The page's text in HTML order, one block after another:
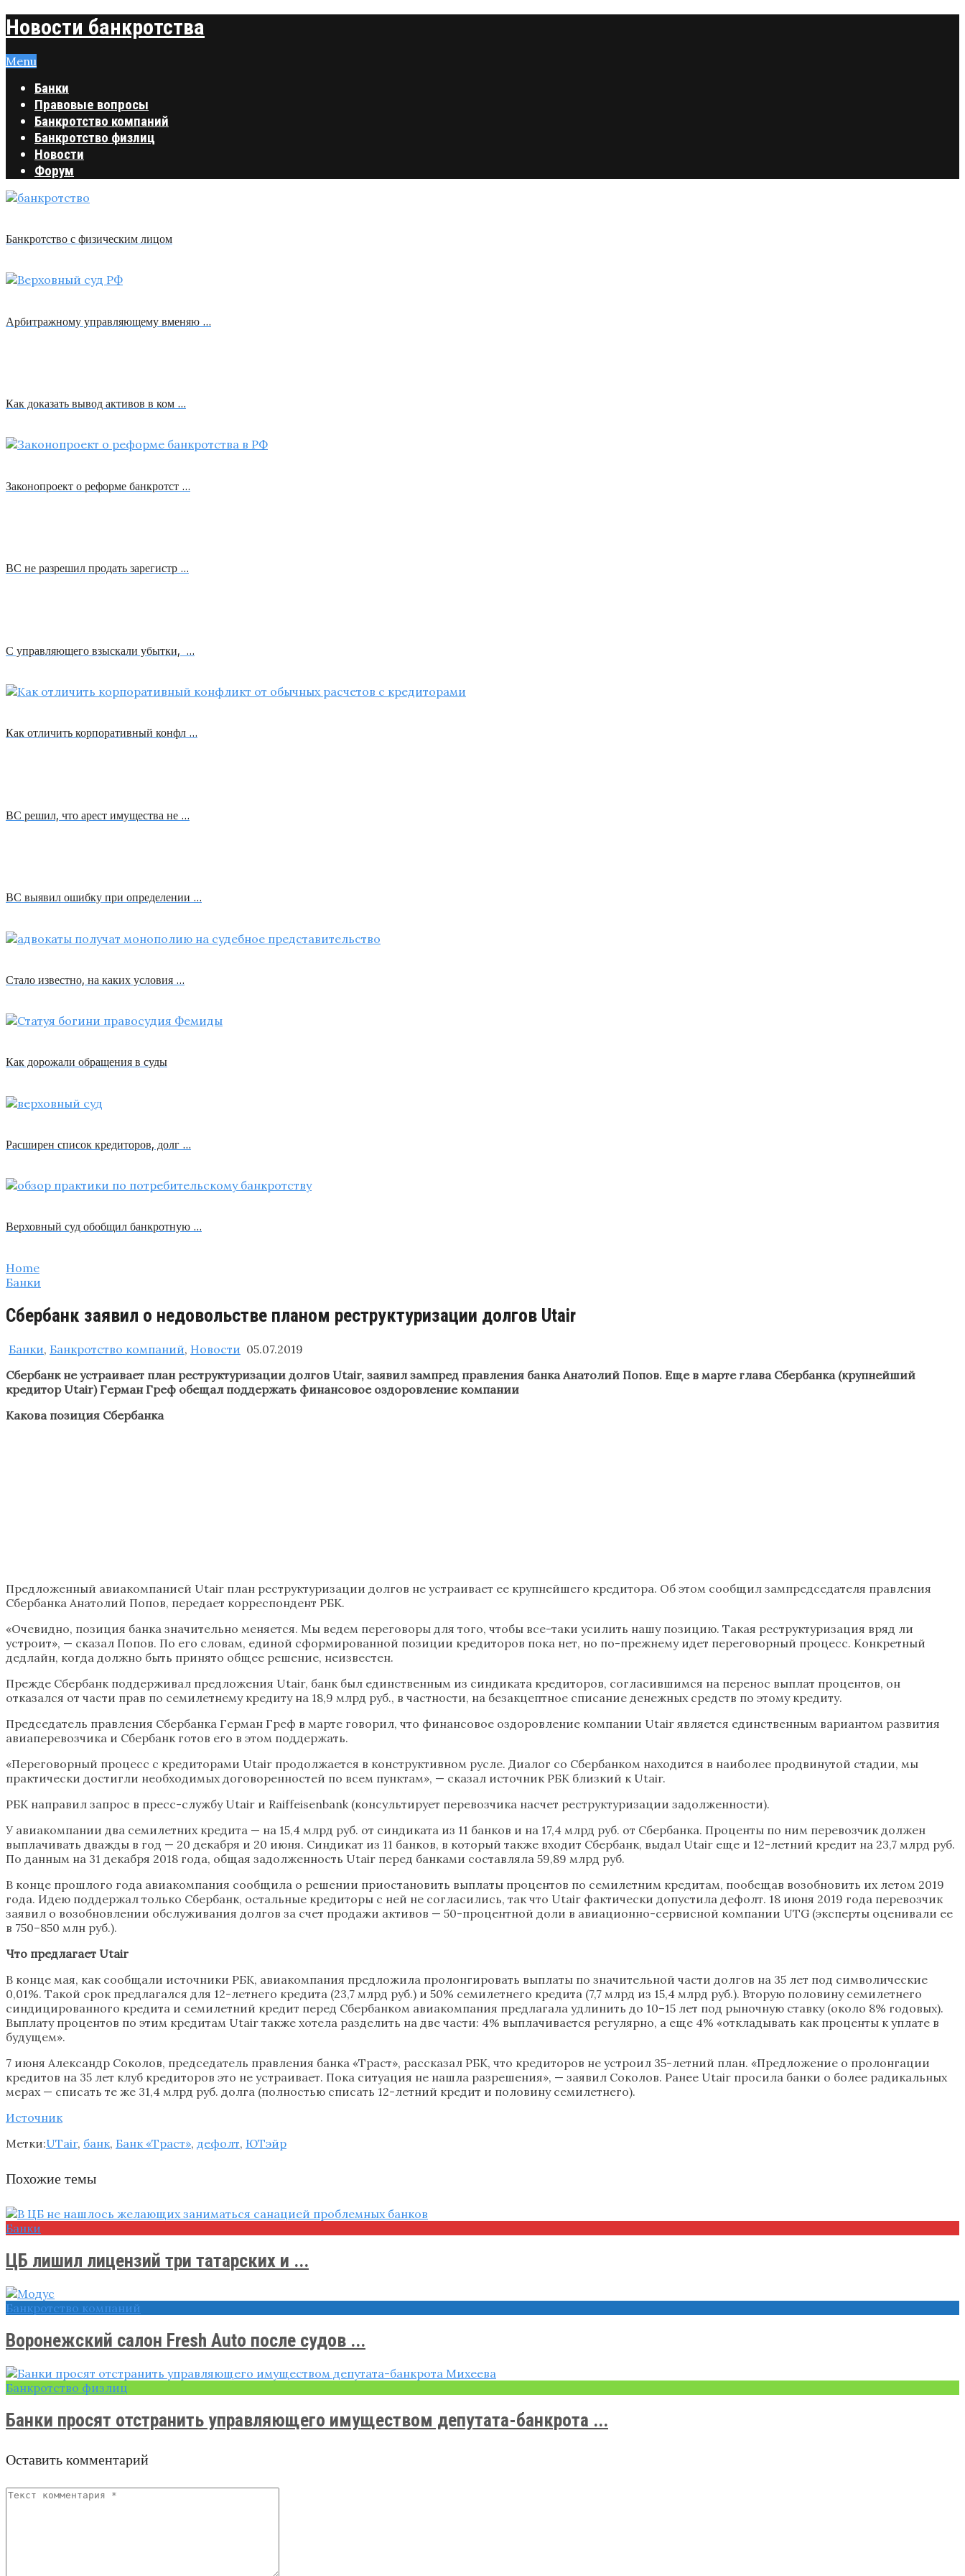
Новости банкротства
Menu
Банки
Правовые вопросы
Банкротство компаний
Банкротство физлиц
Новости
Форум
Банкротство с физическим лицом
Арбитражному управляющему вменяю …
Как доказать вывод активов в ком …
Законопроект о реформе банкротст …
ВС не разрешил продать зарегистр …
С управляющего взыскали убытки, …
Как отличить корпоративный конфл …
ВС решил, что арест имущества не …
ВС выявил ошибку при определении …
Стало известно, на каких условия …
Как дорожали обращения в суды
Расширен список кредиторов, долг …
Верховный суд обобщил банкротную …
Home
Банки
Сбербанк заявил о недовольстве планом реструктуризации долгов Utair
Банки, Банкротство компаний, Новости 05.07.2019
Сбербанк не устраивает план реструктуризации долгов Utair, заявил зампред правления банка Анатолий Попов. Еще в марте глава Сбербанка (крупнейший
кредитор Utair) Герман Греф обещал поддержать финансовое оздоровление компании
Какова позиция Сбербанка
Предложенный авиакомпанией Utair план реструктуризации долгов не устраивает ее крупнейшего кредитора. Об этом сообщил зампредседателя правления
Сбербанка Анатолий Попов, передает корреспондент РБК.
«Очевидно, позиция банка значительно меняется. Мы ведем переговоры для того, чтобы все-таки усилить нашу позицию. Такая реструктуризация вряд ли
устроит», — сказал Попов. По его словам, единой сформированной позиции кредиторов пока нет, но по-прежнему идет переговорный процесс. Конкретный
дедлайн, когда должно быть принято общее решение, неизвестен.
Прежде Сбербанк поддерживал предложения Utair, банк был единственным из синдиката кредиторов, согласившимся на перенос выплат процентов, он
отказался от части прав по семилетнему кредиту на 18,9 млрд руб., в частности, на безакцептное списание денежных средств по этому кредиту.
Председатель правления Сбербанка Герман Греф в марте говорил, что финансовое оздоровление компании Utair является единственным вариантом развития
авиаперевозчика и Сбербанк готов его в этом поддержать.
«Переговорный процесс с кредиторами Utair продолжается в конструктивном русле. Диалог со Сбербанком находится в наиболее продвинутой стадии, мы
практически достигли необходимых договоренностей по всем пунктам», — сказал источник РБК близкий к Utair.
РБК направил запрос в пресс-службу Utair и Raiffeisenbank (консультирует перевозчика насчет реструктуризации задолженности).
У авиакомпании два семилетних кредита — на 15,4 млрд руб. от синдиката из 11 банков и на 17,4 млрд руб. от Сбербанка. Проценты по ним перевозчик должен
выплачивать дважды в год — 20 декабря и 20 июня. Синдикат из 11 банков, в который также входит Сбербанк, выдал Utair еще и 12-летний кредит на 23,7 млрд руб.
По данным на 31 декабря 2018 года, общая задолженность Utair перед банками составляла 59,89 млрд руб.
В конце прошлого года авиакомпания сообщила о решении приостановить выплаты процентов по семилетним кредитам, пообещав возобновить их летом 2019
года. Идею поддержал только Сбербанк, остальные кредиторы с ней не согласились, так что Utair фактически допустила дефолт. 18 июня 2019 года перевозчик
заявил о возобновлении обслуживания долгов за счет продажи активов — 50-процентной доли в авиационно-сервисной компании UTG (эксперты оценивали ее
в 750–850 млн руб.).
Что предлагает Utair
В конце мая, как сообщали источники РБК, авиакомпания предложила пролонгировать выплаты по значительной части долгов на 35 лет под символические
0,01%. Такой срок предлагался для 12-летнего кредита (23,7 млрд руб.) и 50% семилетнего кредита (7,7 млрд из 15,4 млрд руб.). Вторую половину семилетнего
синдицированного кредита и семилетний кредит перед Сбербанком авиакомпания предлагала удлинить до 10–15 лет под рыночную ставку (около 8% годовых).
Выплату процентов по этим кредитам Utair также хотела разделить на две части: 4% выплачивается регулярно, а еще 4% «откладывать как проценты к уплате в
будущем».
7 июня Александр Соколов, председатель правления банка «Траст», рассказал РБК, что кредиторов не устроил 35-летний план. «Предложение о пролонгации
кредитов на 35 лет клуб кредиторов это не устраивает. Пока ситуация не нашла разрешения», — заявил Соколов. Ранее Utair просила банки о более радикальных
мерах — списать те же 31,4 млрд руб. долга (полностью списать 12-летний кредит и половину семилетнего).
Источник
Метки:UTair, банк, Банк «Траст», дефолт, ЮТэйр
Похожие темы
Банки
ЦБ лишил лицензий три татарских и ...
Банкротство компаний
Воронежский салон Fresh Auto после судов ...
Банкротство физлиц
Банки просят отстранить управляющего имуществом депутата-банкрота ...
Оставить комментарий